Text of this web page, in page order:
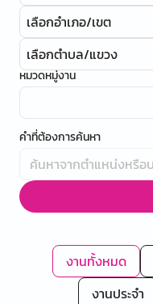
เลือกอำเภอ/เขต
เลือกตำบล/แขวง
หมวดหมู่งาน
คำที่ต้องการค้นหา
งานทั้งหมด
งานประจำ